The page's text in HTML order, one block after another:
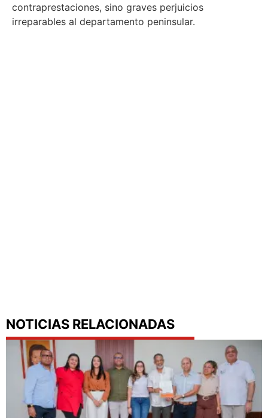
contraprestaciones, sino graves perjuicios
irreparables al departamento peninsular.
NOTICIAS RELACIONADAS